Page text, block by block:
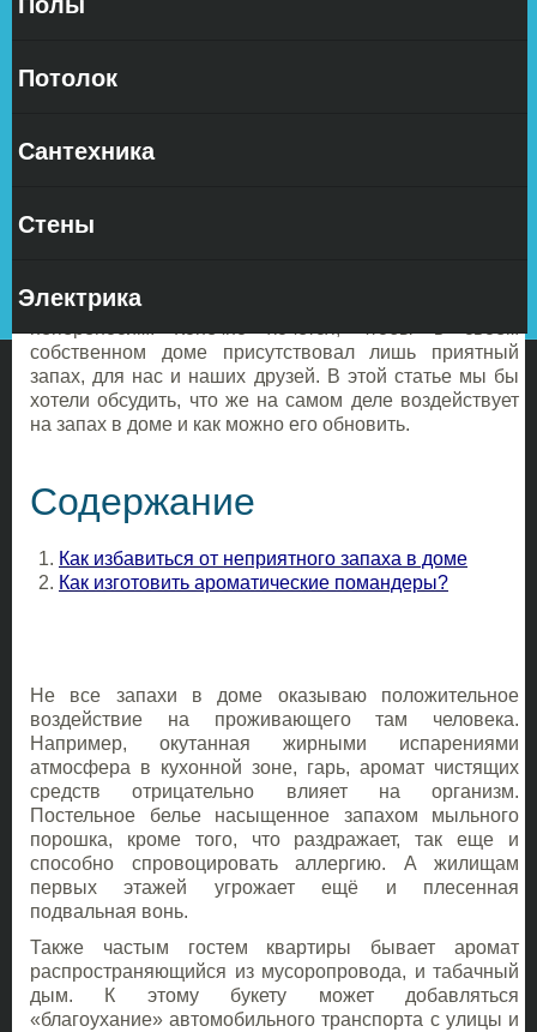
Потолок
Сантехника
Стены
Электрика
большого количества ароматов: духа приготовленной
нравится, в каком-то – нет, а в каком-то – может быть
собственном доме присутствовал лишь приятный
запах, для нас и наших друзей. В этой статье мы бы
хотели обсудить, что же на самом деле воздействует
на запах в доме и как можно его обновить.
Содержание
Как избавиться от неприятного запаха в доме
Как изготовить ароматические помандеры?
Не все запахи в доме оказываю положительное
воздействие на проживающего там человека.
Например, окутанная жирными испарениями
атмосфера в кухонной зоне, гарь, аромат чистящих
средств отрицательно влияет на организм.
Постельное белье насыщенное запахом мыльного
порошка, кроме того, что раздражает, так еще и
способно спровоцировать аллергию. А жилищам
первых этажей угрожает ещё и плесенная
подвальная вонь.
Также частым гостем квартиры бывает аромат
распространяющийся из мусоропровода, и табачный
дым. К этому букету может добавляться
«благоухание» автомобильного транспорта с улицы и